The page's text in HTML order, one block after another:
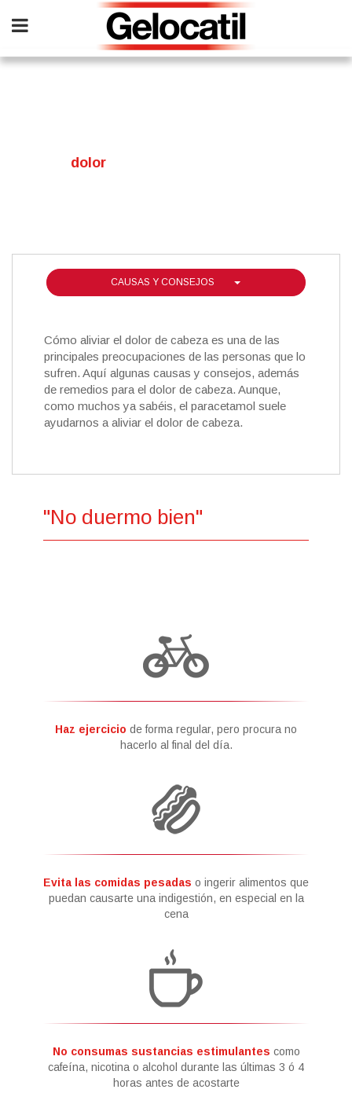
content
dolor
CAUSAS Y CONSEJOS
Cómo aliviar el dolor de cabeza es una de las
principales preocupaciones de las personas que lo
sufren. Aquí algunas causas y consejos, además
de remedios para el dolor de cabeza. Aunque,
como muchos ya sabéis, el paracetamol suele
ayudarnos a aliviar el dolor de cabeza.
"No duermo bien"
Haz ejercicio de forma regular, pero procura no
hacerlo al final del día.
Evita las comidas pesadas o ingerir alimentos que
puedan causarte una indigestión, en especial en la
cena
No consumas sustancias estimulantes como
cafeína, nicotina o alcohol durante las últimas 3 ó 4
horas antes de acostarte